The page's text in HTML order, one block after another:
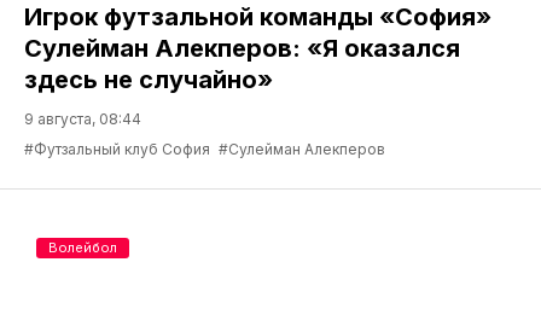
Игрок футзальной команды «София»
Сулейман Алекперов: «Я оказался
здесь не случайно»
9 августа, 08:44
#Футзальный клуб София #Сулейман Алекперов
Волейбол